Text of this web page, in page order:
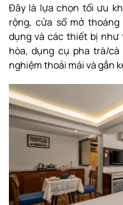
Đây là lựa chọn tối ưu
rộng, cửa sổ mở
dụng và các thiết bị như
hòa, dụng cụ pha trà/
nghiệm thoải mái và gắn